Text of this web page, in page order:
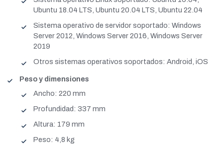
Ubuntu 18.04 LTS, Ubuntu 20.04 LTS, Ubuntu 22.04
Sistema operativo de servidor soportado: Windows
Server 2012, Windows Server 2016, Windows Server
2019
Otros sistemas operativos soportados: Android, iOS
Peso y dimensiones
Ancho: 220 mm
Profundidad: 337 mm
Altura: 179 mm
Peso: 4,8 kg